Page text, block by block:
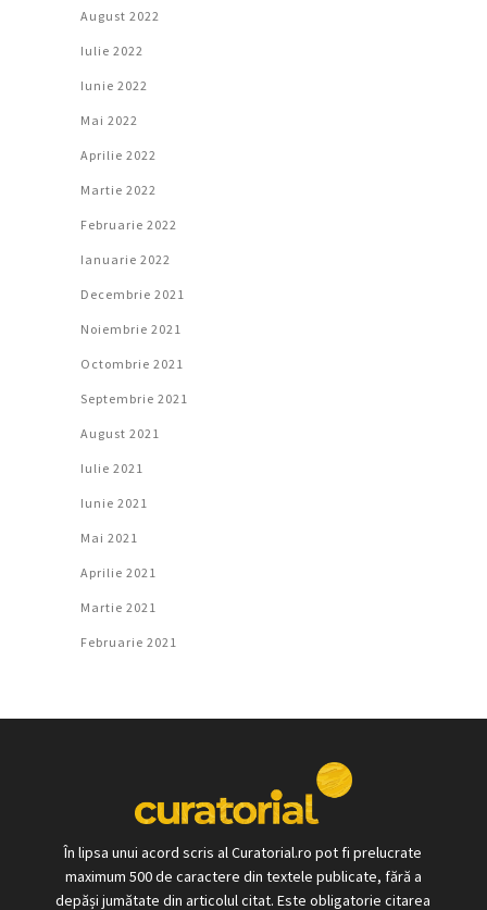
August 2022
Iulie 2022
Iunie 2022
Mai 2022
Aprilie 2022
Martie 2022
Februarie 2022
Ianuarie 2022
Decembrie 2021
Noiembrie 2021
Octombrie 2021
Septembrie 2021
August 2021
Iulie 2021
Iunie 2021
Mai 2021
Aprilie 2021
Martie 2021
Februarie 2021
În lipsa unui acord scris al Curatorial.ro pot fi prelucrate
maximum 500 de caractere din textele publicate, fără a
depăși jumătate din articolul citat. Este obligatorie citarea